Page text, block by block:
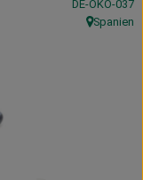
,DE-ÖKO-037
, Herkunft:
Spanien